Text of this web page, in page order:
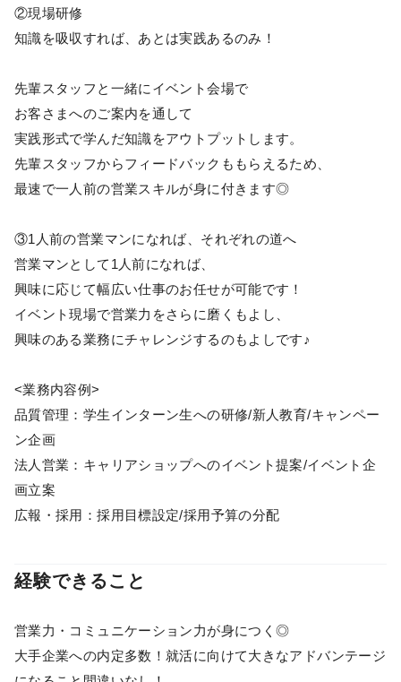
②現場研修
知識を吸収すれば、あとは実践あるのみ！
先輩スタッフと一緒にイベント会場で
お客さまへのご案内を通して
実践形式で学んだ知識をアウトプットします。
先輩スタッフからフィードバックももらえるため、
最速で一人前の営業スキルが身に付きます◎
③1人前の営業マンになれば、それぞれの道へ
営業マンとして1人前になれば、
興味に応じて幅広い仕事のお任せが可能です！
イベント現場で営業力をさらに磨くもよし、
興味のある業務にチャレンジするのもよしです♪
<業務内容例>
品質管理：学生インターン生への研修/新人教育/キャンペー
ン企画
法人営業：キャリアショップへのイベント提案/イベント企
画立案
広報・採用：採用目標設定/採用予算の分配
経験できること
営業力・コミュニケーション力が身につく◎
大手企業への内定多数！就活に向けて大きなアドバンテージ